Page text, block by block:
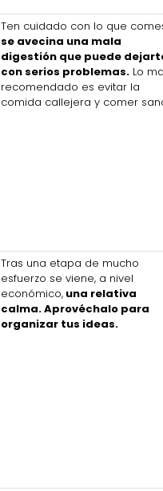
Ten cuidado con lo que
se avecina una mala
digestión que puede
con serios problemas. Lo
recomendado es evitar la
comida callejera y comer
Tras una etapa de mucho
esfuerzo se viene, a nivel
económico, una relativa
calma. Aprovéchalo para
organizar tus ideas.